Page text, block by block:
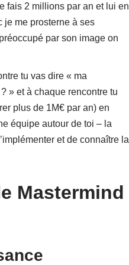
fais 2 millions par an et lui en
je me prosterne à ses
par son image on
tu vas dire « ma
» et à chaque rencontre tu
plus de 1M€ par an) en
équipe autour de toi – la
et de connaître la
Mastermind